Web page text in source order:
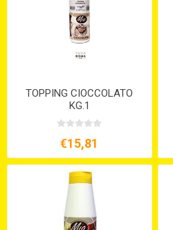
TOPPING CIOCCOLATO
KG.1
€15,81